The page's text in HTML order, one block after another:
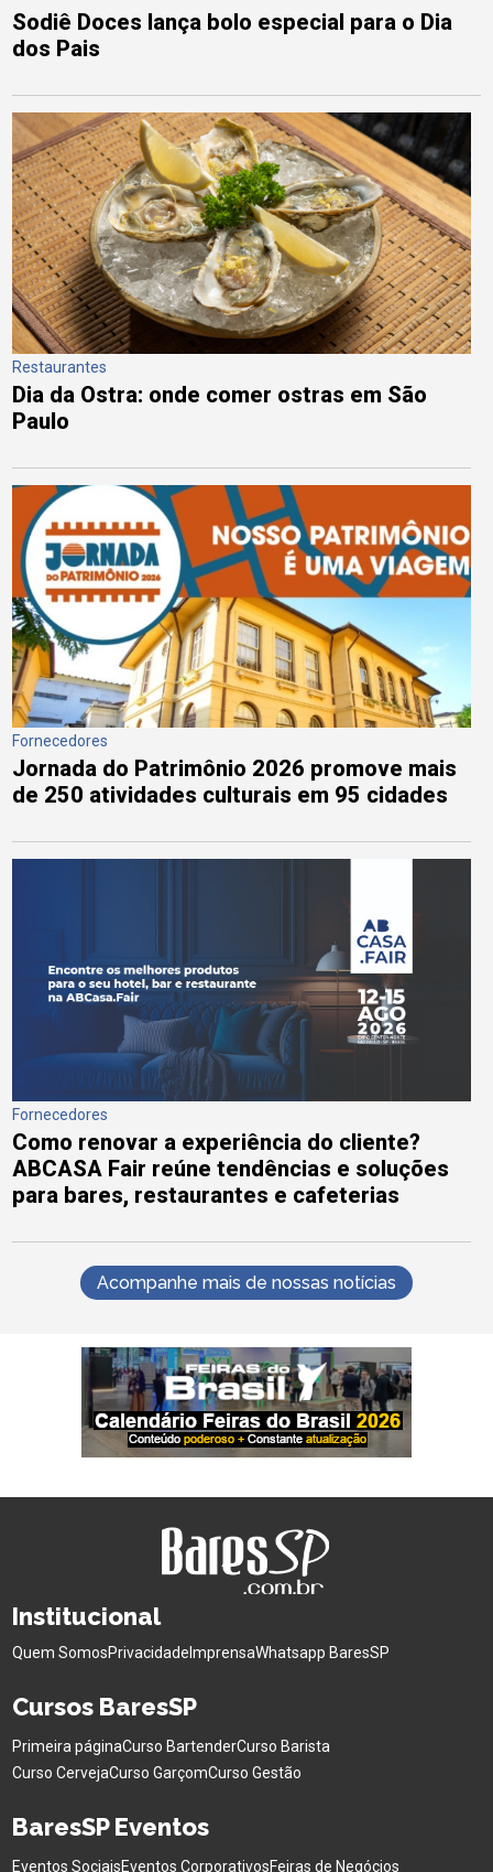
Sodiê Doces lança bolo especial para o Dia
dos Pais
Restaurantes
Dia da Ostra: onde comer ostras em São
Paulo
Fornecedores
Jornada do Patrimônio 2026 promove mais
de 250 atividades culturais em 95 cidades
Fornecedores
Como renovar a experiência do cliente?
ABCASA Fair reúne tendências e soluções
para bares, restaurantes e cafeterias
Acompanhe mais de nossas notícias
Institucional
Quem SomosPrivacidade ImprensaWhatsapp BaresSP
Cursos BaresSP
Primeira páginaCurso BartenderCurso Barista
Curso CervejaCurso GarçomCurso Gestão
BaresSP Eventos
Eventos SociaisEventos CorporativosFeiras de Negócios